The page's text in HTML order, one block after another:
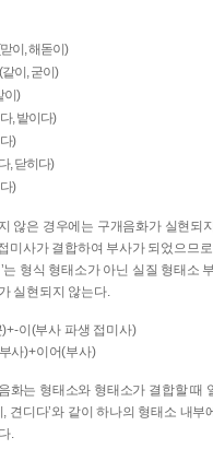
이, 해돋이)
이, 굳이)
이)
, 밭이다)
)
, 닫히다)
)
않은 경우에는 구개음화가 실현되
미사가 결합하여 부사가 되었으므
는 형식 형태소가 아닌 실질 형태소
실현되지 않는다.
이(부사 파생 접미사)
사)+이어(부사)
화는 형태소와 형태소가 결합할 때
견디다’와 같이 하나의 형태소 내부
.